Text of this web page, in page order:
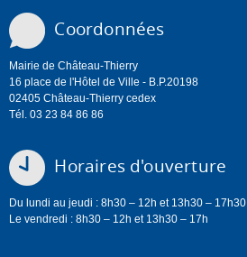
Coordonnées
Mairie de Château-Thierry
16 place de l'Hôtel de Ville - B.P.20198
02405 Château-Thierry cedex
Tél. 03 23 84 86 86
Horaires d'ouverture
Du lundi au jeudi : 8h30 – 12h et 13h30 – 17h30
Le vendredi : 8h30 – 12h et 13h30 – 17h